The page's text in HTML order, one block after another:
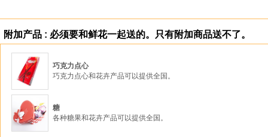
附加产品 : 必须要和鲜花一起送的。只有附加商品送不了。
巧克力点心
巧克力点心和花卉产品可以提供全国。
糖
各种糖果和花卉产品可以提供全国。